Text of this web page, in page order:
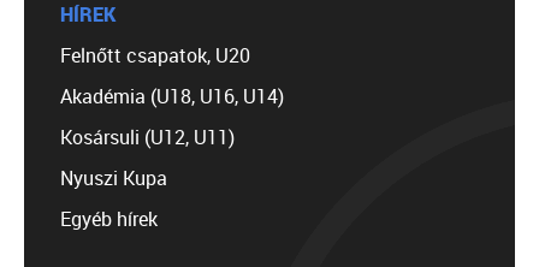
HÍREK
Felnőtt csapatok, U20
Akadémia (U18, U16, U14)
Kosársuli (U12, U11)
Nyuszi Kupa
Egyéb hírek